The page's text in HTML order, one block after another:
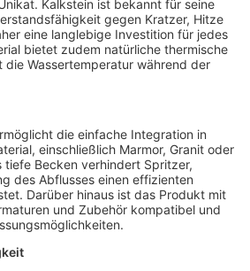
Kalkstein ist bekannt für seine
gegen Kratzer, Hitze
eine langlebige Investition für jedes
bietet zudem natürliche thermische
die Wassertemperatur während der
die einfache Integration in
einschließlich Marmor, Granit oder
tiefe Becken verhindert Spritzer,
des Abflusses einen effizienten
Darüber hinaus ist das Produkt mit
und Zubehör kompatibel und